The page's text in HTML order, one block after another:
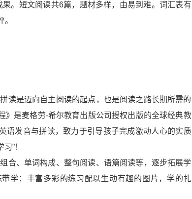
。短文阅读共6篇，题材多样，由易到难。词汇表有
读是迈向自主阅读的起点，也是阅读之路长期所需的
》是麦格劳-希尔教育出版公司授权出版的全球经典教
语发音与拼读，致力于引导孩子完成激动人心的实质
”！
合、单词构成、整句阅读、语篇阅读等，逐步拓展学
学：丰富多彩的练习配以生动有趣的图片，学的扎